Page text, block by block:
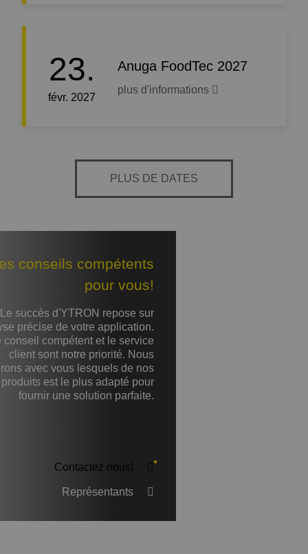
23.
févr. 2027
Anuga FoodTec 2027
plus d'informations
PLUS DE DATES
conseils compétents
pour vous!
Le succès d'YTRON repose sur
précise de votre application.
conseil compétent et le service
client sont notre priorité. Nous
avec vous lesquels de nos
produits est le plus adapté pour
fournir une solution parfaite.
Contactez nous!
Représentants